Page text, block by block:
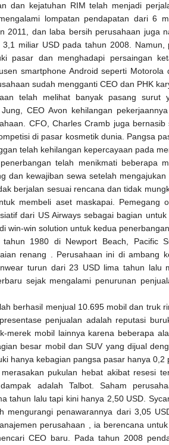
dan kejatuhan RIM telah menjadi
lompatan pendapatan dari 6
2011, dan laba bersih perusahaan juga
miliar USD pada tahun 2008. Namun,
pasar dan menghadapi persaingan
smartphone Android seperti Motorola
sudah mengganti CEO dan PHK
telah melihat banyak pasang surut
CEO Avon kehilangan
CFO, Charles Cramb juga bernasib
di pasar kosmetik dunia. Pangsa
telah kehilangan kepercayaan pada
penerbangan telah menikmati beberapa
dan kewajiban sewa setelah
berjalan sesuai rencana dan tidak
membeli aset maskapai. Pemegang
dari US Airways sebagai bagian
win-win solution untuk kedua
1980 di Newport Beach, Pacific
renang . Perusahaan ini di ambang
turun dari 23 USD lima tahun lalu
sejak mengalami penurunan
berhasil menjual 10.695 mobil dan truk
penjualan adalah reputasi
merek mobil lainnya karena beberapa
besar mobil dan SUV yang dijual
hanya kebagian pangsa pasar hanya 0,2
merasakan pukulan hebat akibat resesi
adalah Talbot. Saham
tahun lalu tapi kini hanya 2,50 USD.
mengurangi penawarannya dari 3,05
perusahaan , ia berencana
CEO baru. Pada tahun 2008